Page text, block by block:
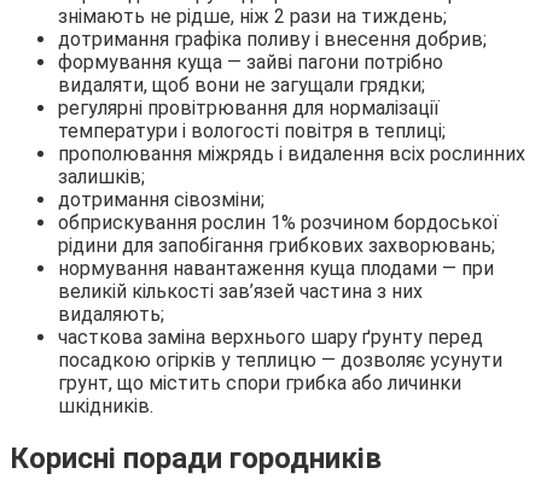
знімають не рідше, ніж 2 рази на тиждень;
дотримання графіка поливу і внесення добрив;
формування куща — зайві пагони потрібно
видаляти, щоб вони не загущали грядки;
регулярні провітрювання для нормалізації
температури і вологості повітря в теплиці;
прополювання міжрядь і видалення всіх рослинних
залишків;
дотримання сівозміни;
обприскування рослин 1% розчином бордоської
рідини для запобігання грибкових захворювань;
нормування навантаження куща плодами — при
великій кількості зав’язей частина з них
видаляють;
часткова заміна верхнього шару ґрунту перед
посадкою огірків у теплицю — дозволяє усунути
грунт, що містить спори грибка або личинки
шкідників.
Корисні поради городників